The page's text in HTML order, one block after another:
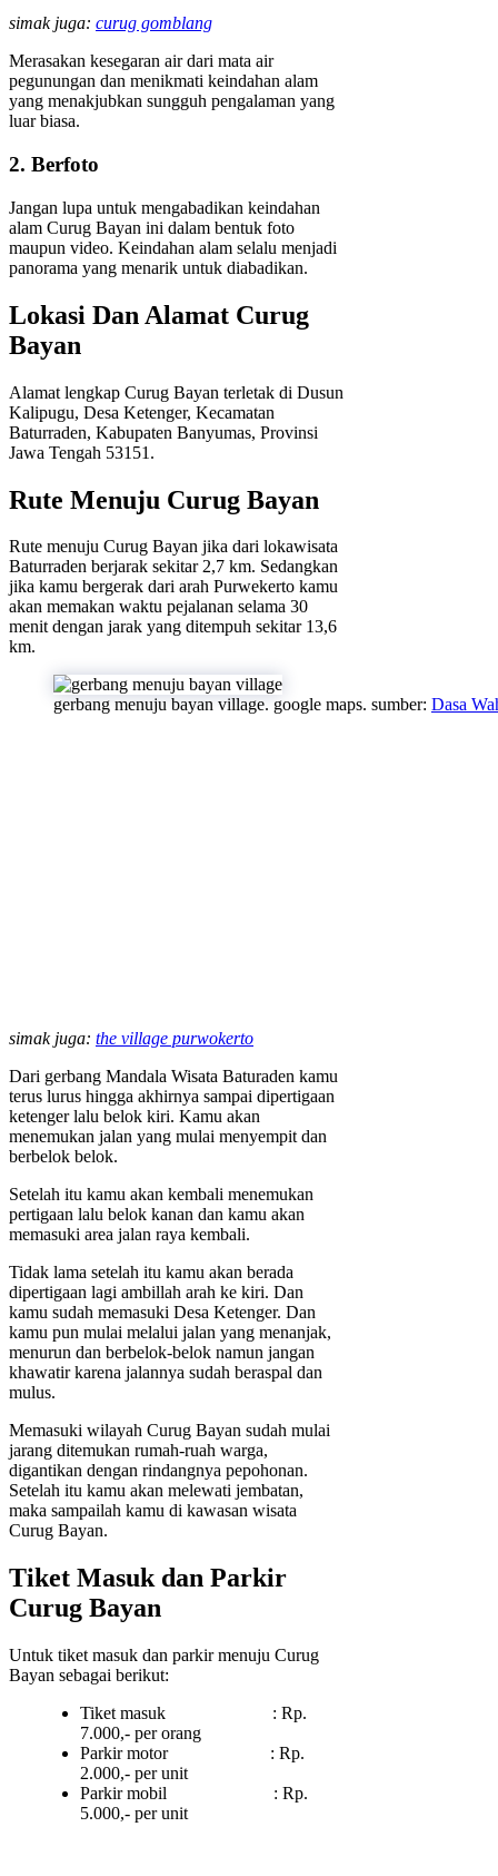
simak juga: curug gomblang
Merasakan kesegaran air dari mata air
pegunungan dan menikmati keindahan alam
yang menakjubkan sungguh pengalaman yang
luar biasa.
2. Berfoto
Jangan lupa untuk mengabadikan keindahan
alam Curug Bayan ini dalam bentuk foto
maupun video. Keindahan alam selalu menjadi
panorama yang menarik untuk diabadikan.
Lokasi Dan Alamat Curug
Bayan
Alamat lengkap Curug Bayan terletak di Dusun
Kalipugu, Desa Ketenger, Kecamatan
Baturraden, Kabupaten Banyumas, Provinsi
Jawa Tengah 53151.
Rute Menuju Curug Bayan
Rute menuju Curug Bayan jika dari lokawisata
Baturraden berjarak sekitar 2,7 km. Sedangkan
jika kamu bergerak dari arah Purwekerto kamu
akan memakan waktu pejalanan selama 30
menit dengan jarak yang ditempuh sekitar 13,6
km.
gerbang menuju bayan village. google maps. sumber: Dasa
simak juga: the village purwokerto
Dari gerbang Mandala Wisata Baturaden kamu
terus lurus hingga akhirnya sampai dipertigaan
ketenger lalu belok kiri. Kamu akan
menemukan jalan yang mulai menyempit dan
berbelok belok.
Setelah itu kamu akan kembali menemukan
pertigaan lalu belok kanan dan kamu akan
memasuki area jalan raya kembali.
Tidak lama setelah itu kamu akan berada
dipertigaan lagi ambillah arah ke kiri. Dan
kamu sudah memasuki Desa Ketenger. Dan
kamu pun mulai melalui jalan yang menanjak,
menurun dan berbelok-belok namun jangan
khawatir karena jalannya sudah beraspal dan
mulus.
Memasuki wilayah Curug Bayan sudah mulai
jarang ditemukan rumah-ruah warga,
digantikan dengan rindangnya pepohonan.
Setelah itu kamu akan melewati jembatan,
maka sampailah kamu di kawasan wisata
Curug Bayan.
Tiket Masuk dan Parkir
Curug Bayan
Untuk tiket masuk dan parkir menuju Curug
Bayan sebagai berikut:
Tiket masuk : Rp.
7.000,- per orang
Parkir motor : Rp.
2.000,- per unit
Parkir mobil : Rp.
5.000,- per unit